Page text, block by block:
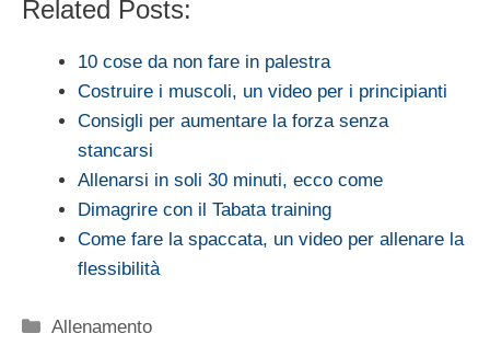
Related Posts:
10 cose da non fare in palestra
Costruire i muscoli, un video per i principianti
Consigli per aumentare la forza senza
stancarsi
Allenarsi in soli 30 minuti, ecco come
Dimagrire con il Tabata training
Come fare la spaccata, un video per allenare la
flessibilità
Categorie
Allenamento